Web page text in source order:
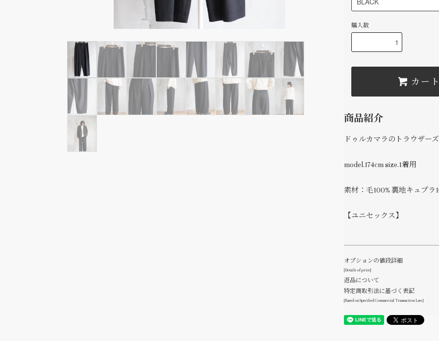
購入数
カー
商品紹介
ドゥルカマラのトラウザーズ
model.174cm size.1着用
素材：毛100% 裏地キュプラ
【ユニセックス】
オプションの値段詳細
[Details of price]
返品について
特定商取引法に基づく表記
[Based on Specified Commercial Transaction Law]